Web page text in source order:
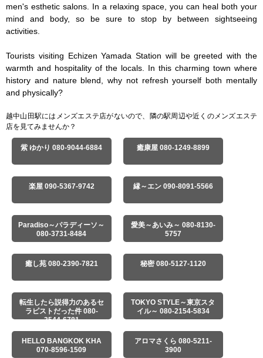
men's esthetic salons. In a relaxing space, you can heal both your
mind and body, so be sure to stop by between sightseeing
activities.
Tourists visiting Echizen Yamada Station will be greeted with the
warmth and hospitality of the locals. In this charming town where
history and nature blend, why not refresh yourself both mentally
and physically?
越中山田駅にはメンズエステ店がないので、隣の駅周辺や近くのメンズエステ
店を見てみませんか？
紫 ゆかり 080-9044-6884 癒康屋 080-1249-8899
楽屋 090-5367-9742 縁～エン 090-8091-5566
Paradiso～パラディーソ～
080-3731-8484
愛美～あいみ～ 080-8130-
5757
癒し苑 080-2390-7821 秘密 080-5127-1120
転生したら説得力のあるセ
ラピストだった件 080-
3544-6781
TOKYO STYLE～東京スタ
イル～ 080-2154-5834
HELLO BANGKOK KHA
070-8596-1509
アロマさくら 080-5211-
3900